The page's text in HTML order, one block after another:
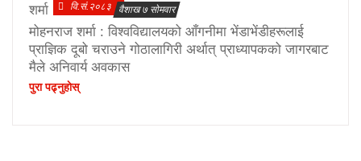
वि.सं.२०८३ वैशाख ७ सोमवार
मोहनराज शर्मा : विश्वविद्यालयको आँगनीमा भेंडाभेंडीहरूलाई
प्राज्ञिक दूबो चराउने गोठालागिरी अर्थात् प्राध्यापकको जागरबाट
मैले अनिवार्य अवकास
पुरा पढ्नुहाेस्